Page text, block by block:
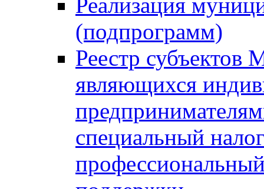
Реализация
(подпрограмм)
Реестр
являющихся
специальный